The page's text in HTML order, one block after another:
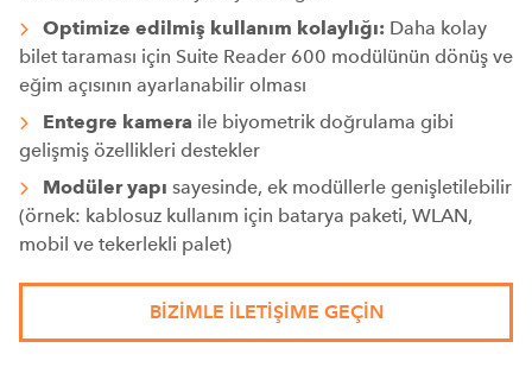
Optimize edilmiş kullanım kolaylığı: Daha kolay
bilet taraması için Suite Reader 600 modülünün dönüş ve
eğim açısının ayarlanabilir olması
Entegre kamera ile biyometrik doğrulama gibi
gelişmiş özellikleri destekler
Modüler yapı sayesinde, ek modüllerle genişletilebilir
(örnek: kablosuz kullanım için batarya paketi, WLAN,
mobil ve tekerlekli palet)
BIZIMLE ILETIŞIME GEÇIN